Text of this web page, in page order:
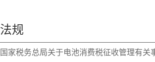
法规
国家税务总局关于电池消费税征收管理有